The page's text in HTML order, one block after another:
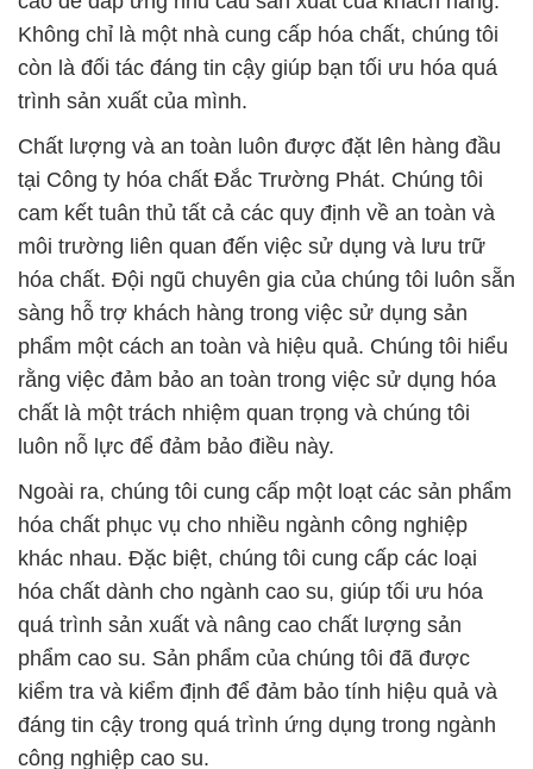
sàng hỗ trợ khách hàng trong việc sử dụng sản
phẩm một cách an toàn và hiệu quả. Chúng tôi hiểu
rằng việc đảm bảo an toàn trong việc sử dụng hóa
luôn nỗ lực để đảm bảo điều này.
Ngoài ra, chúng tôi cung cấp một loạt các sản phẩm
hóa chất phục vụ cho nhiều ngành công nghiệp
khác nhau. Đặc biệt, chúng tôi cung cấp các loại
hóa chất dành cho ngành cao su, giúp tối ưu hóa
quá trình sản xuất và nâng cao chất lượng sản
phẩm cao su. Sản phẩm của chúng tôi đã được
kiểm tra và kiểm định để đảm bảo tính hiệu quả và
đáng tin cậy trong quá trình ứng dụng trong ngành
Công ty hóa chất Đắc Trường Phát tự hào là địa chỉ
uy tín cung cấp hóa chất tại TPHCM và luôn sẵn
sàng phục vụ khách hàng một cách chuyên nghiệp
và tận tâm. Hãy liên hệ với chúng tôi để biết thêm
thông tin về các sản phẩm và dịch vụ của chúng tôi.
# Công ty cung cấp ¬ cung ứng hóa chất Liquid
CMIT – Methylisothiazolinone Khử Trùng Thái Lan
Thailand